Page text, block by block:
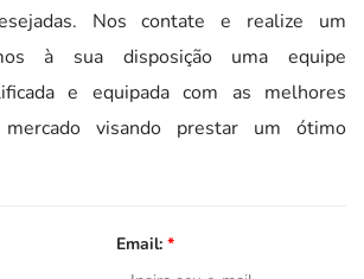
Nos contate e realize um
à sua disposição uma equipe
e equipada com as melhores
visando prestar um ótimo
Email: *